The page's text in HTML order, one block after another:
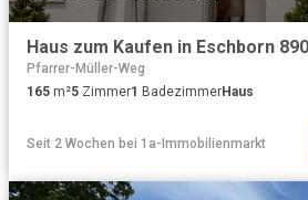
Pfarrer-Müller-Weg
165 m²5 Zimmer1 BadezimmerHaus
Seit 2 Wochen bei 1a-Immobilienmarkt